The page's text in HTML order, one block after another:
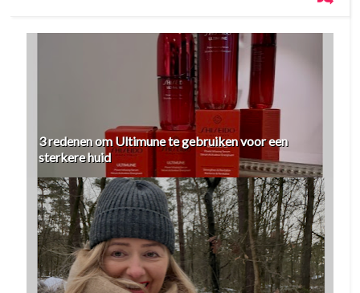
3 redenen om Ultimune te gebruiken voor een
sterkere huid